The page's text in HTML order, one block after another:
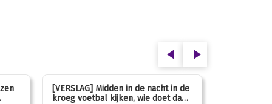
[VERSLAG] Midden in de nacht in de
kroeg voetbal kijken, wie doet dan